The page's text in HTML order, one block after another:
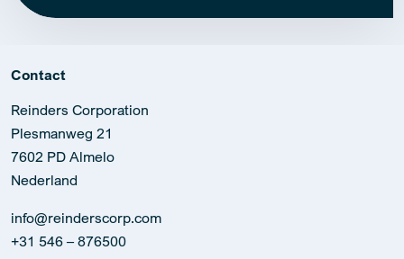
Contact
Reinders Corporation
Plesmanweg 21
7602 PD Almelo
Nederland
info@reinderscorp.com
+31 546 – 876500